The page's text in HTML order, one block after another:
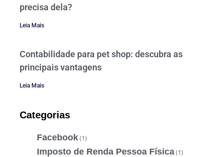
precisa dela?
Leia Mais
Contabilidade para pet shop: descubra as
principais vantagens
Leia Mais
Categorias
Facebook(1)
Imposto de Renda Pessoa Física(1)